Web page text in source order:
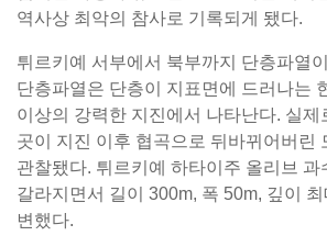
역사상 최악의 참사로 기록되게 됐다.
튀르키예 서부에서 북부까지 단층파열
단층파열은 단층이 지표면에 드러나는
이상의 강력한 지진에서 나타난다. 실제
곳이 지진 이후 협곡으로 뒤바뀌어버린
관찰됐다. 튀르키예 하타이주 올리브 과
갈라지면서 길이 300m, 폭 50m, 깊이
변했다.